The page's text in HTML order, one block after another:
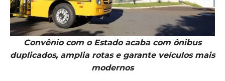
Convênio com o Estado acaba com ônibus
duplicados, amplia rotas e garante veículos mais
modernos